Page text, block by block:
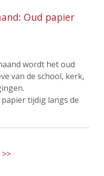
Oud papier
wordt het oud
van de school, kerk,
tijdig langs de